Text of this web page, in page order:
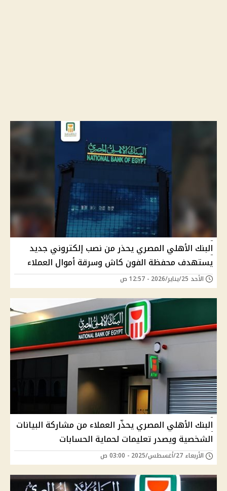
البنك الأهلي المصري يحذر من نصب إلكتروني جديد
يستهدف محفظة الفون كاش وسرقة أموال العملاء
الأحد 25/يناير/2026 - 12:57 ص
البنك الأهلي المصري يحذّر العملاء من مشاركة البيانات
الشخصية ويصدر تعليمات لحماية الحسابات
الأربعاء 27/أغسطس/2025 - 03:00 ص